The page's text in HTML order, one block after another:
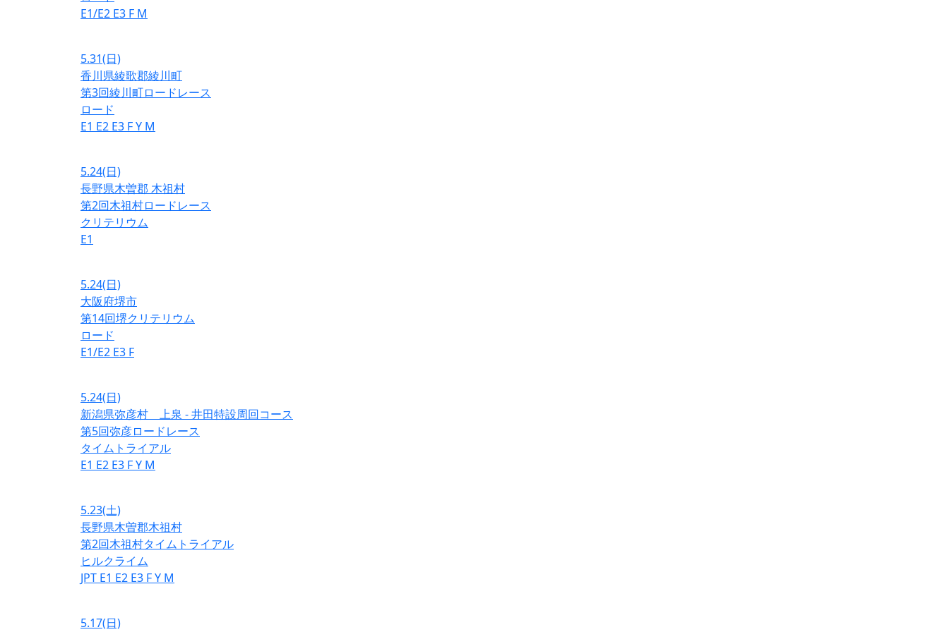
E1/E2 E3 F M
5.31(日)
香川県綾歌郡綾川町
第3回綾川町ロードレース
ロード
E1 E2 E3 FY M
5.24(日)
長野県木曽郡 木祖村
第2回木祖村ロードレース
クリテリウム
E1
5.24(日)
大阪府堺市
第14回堺クリテリウム
ロード
E1/E2 E3 F
5.24(日)
新潟県弥彦村 上泉 - 井田特設周回コース
第5回弥彦ロードレース
タイムトライアル
E1 E2 E3 FY M
5.23(土)
長野県木曽郡木祖村
第2回木祖村タイムトライアル
ヒルクライム
JPT E1 E2 E3 FY M
5.17(日)